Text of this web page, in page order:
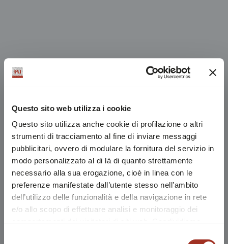
Questo sito web utilizza i cookie
Questo sito utilizza anche cookie di profilazione o altri
strumenti di tracciamento al fine di inviare messaggi
pubblicitari, ovvero di modulare la fornitura del servizio in
modo personalizzato al di là di quanto strettamente
necessario alla sua erogazione, cioè in linea con le
preferenze manifestate dall’utente stesso nell’ambito
dell’utilizzo delle funzionalità e della navigazione in rete
e/o allo scopo di effettuare analisi e monitoraggio dei